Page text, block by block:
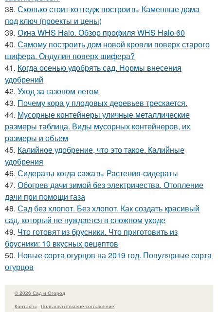
38. Сколько стоит коттедж построить. Каменные дома
под ключ (проекты и цены)
39. Окна WHS Halo. Обзор профиля WHS Halo 60
40. Самому построить дом новой кровли поверх старого
шифера. Ондулин поверх шифера?
41. Когда осенью удобрять сад. Нормы внесения
удобрений
42. Уход за газоном летом
43. Почему кора у плодовых деревьев трескается.
44. Мусорные контейнеры уличные металлические
размеры таблица. Виды мусорных контейнеров, их
размеры и объем
45. Калийное удобрение, что это такое. Калийные
удобрения
46. Сидераты когда сажать. Растения-сидераты
47. Обогрев дачи зимой без электричества. Отопление
дачи при помощи газа
48. Сад без хлопот. Без хлопот. Как создать красивый
сад, который не нуждается в сложном уходе
49. Что готовят из брусники. Что приготовить из
брусники: 10 вкусных рецептов
50. Новые сорта огурцов на 2019 год. Популярные сорта
огурцов
© 2026 Сад и Огород
Контакты
Пользовательское соглашение